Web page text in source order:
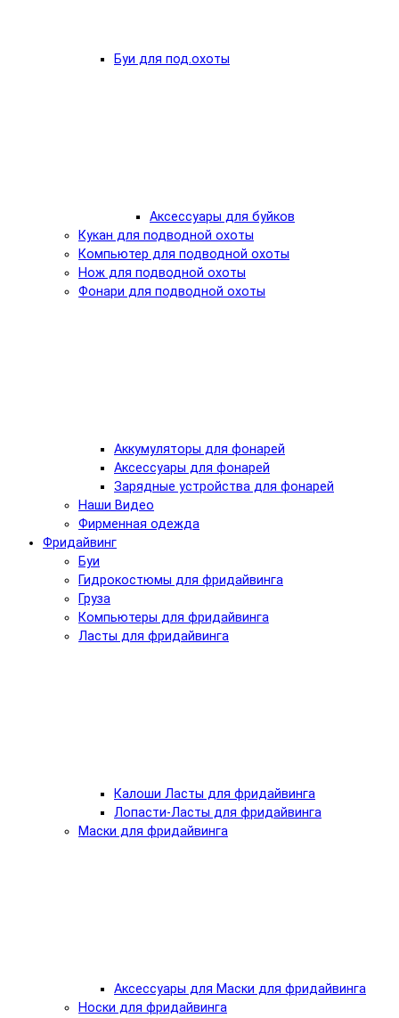
Буи для под.охоты
Аксессуары для буйков
Кукан для подводной охоты
Компьютер для подводной охоты
Нож для подводной охоты
Фонари для подводной охоты
Аккумуляторы для фонарей
Аксессуары для фонарей
Зарядные устройства для фонарей
Наши Видео
Фирменная одежда
Фридайвинг
Буи
Гидрокостюмы для фридайвинга
Груза
Компьютеры для фридайвинга
Ласты для фридайвинга
Калоши Ласты для фридайвинга
Лопасти-Ласты для фридайвинга
Маски для фридайвинга
Аксессуары для Маски для фридайвинга
Носки для фридайвинга